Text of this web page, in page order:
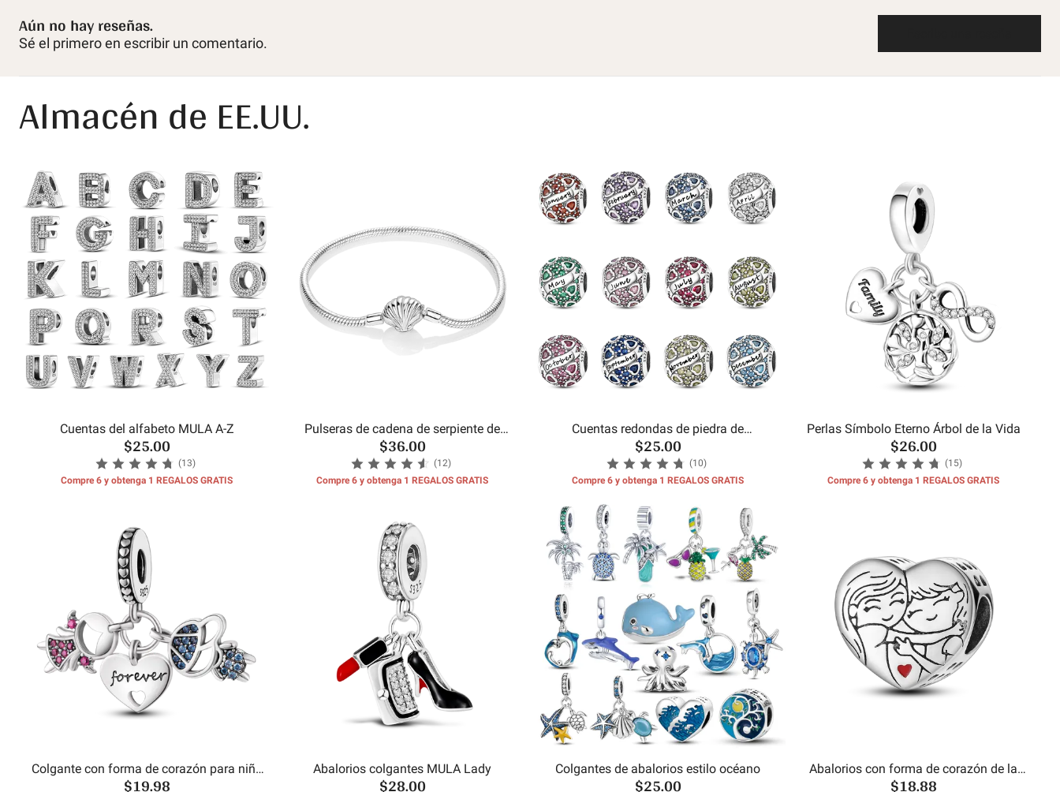
Aún no hay reseñas.
Sé el primero en escribir un comentario.
Almacén de EE.UU.
Cuentas del alfabeto MULA A-Z
$25.00
(13)
Compre 6 y obtenga 1 REGALOS GRATIS
Pulseras de cadena de serpiente de
concha de mar
$36.00
(12)
Compre 6 y obtenga 1 REGALOS GRATIS
Cuentas redondas de piedra de
cumpleaños del mes
$25.00
(10)
Compre 6 y obtenga 1 REGALOS GRATIS
Perlas Símbolo Eterno Árbol de la Vida
$26.00
(15)
Compre 6 y obtenga 1 REGALOS GRATIS
Colgante con forma de corazón para niño
y niña
$19.98
Abalorios colgantes MULA Lady
$28.00
Colgantes de abalorios estilo océano
$25.00
Abalorios con forma de corazón de la
hermana
$18.88